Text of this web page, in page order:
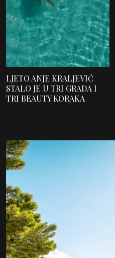
LJETO ANJE KRALJEVIĆ
STALO JE U TRI GRADA I
TRI BEAUTY KORAKA